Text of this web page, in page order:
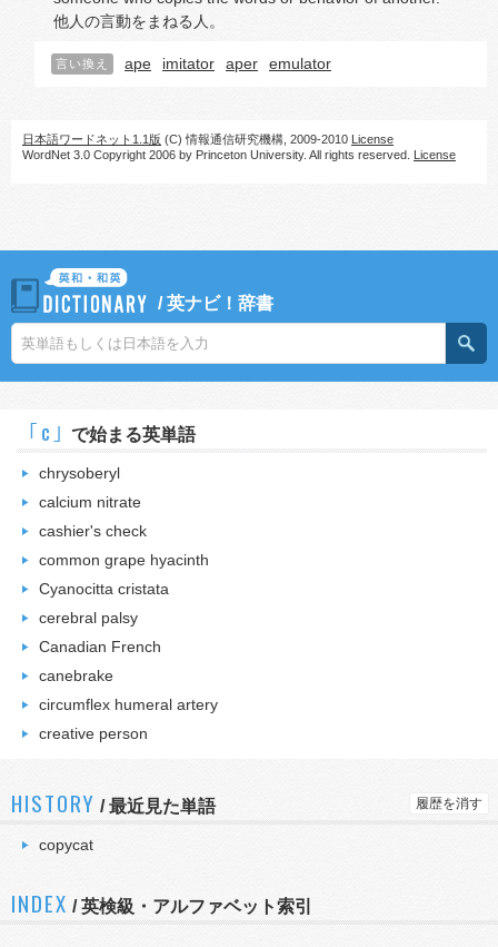
他人の言動をまねる人。
言い換え ape imitator aper emulator
日本語ワードネット1.1版 (C) 情報通信研究機構, 2009-2010 License
WordNet 3.0 Copyright 2006 by Princeton University. All rights reserved. License
/英ナビ！辞書
｢c｣ で始まる英単語
chrysoberyl
calcium nitrate
cashier's check
common grape hyacinth
Cyanocitta cristata
cerebral palsy
Canadian French
canebrake
circumflex humeral artery
creative person
HISTORY /最近見た単語 履歴を消す
copycat
INDEX / 英検級・アルファベット索引